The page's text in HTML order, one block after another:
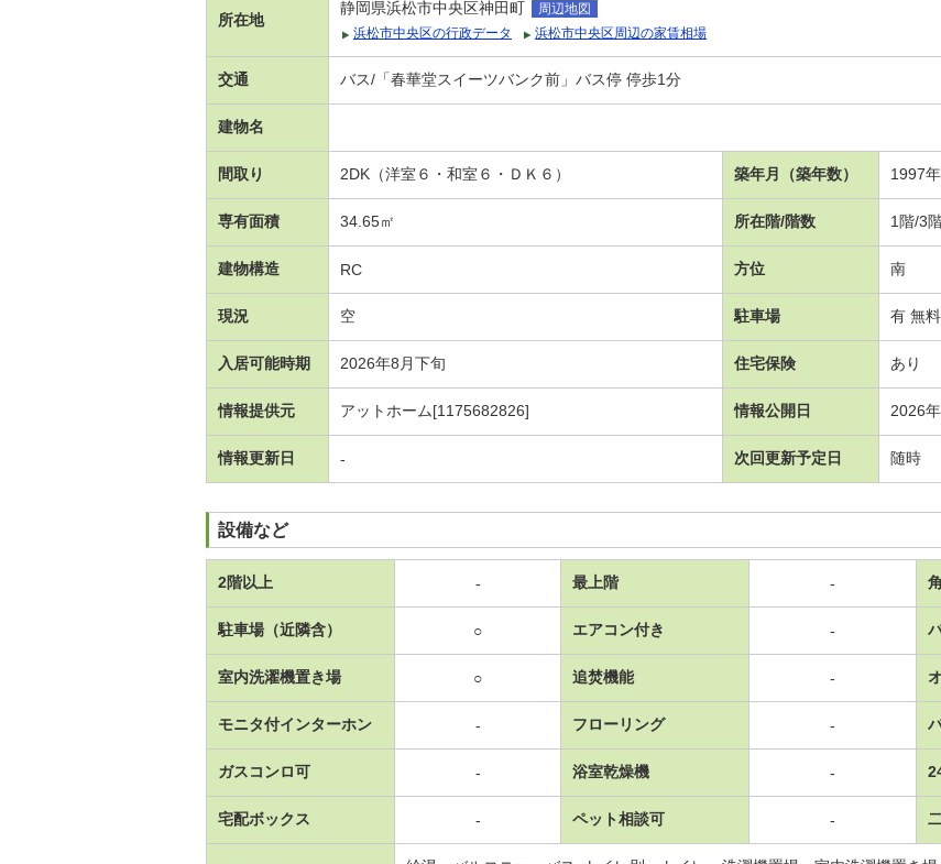
所在地
静岡県浜松市中央区神田町
周辺地図
浜松市中央区の行政データ
浜松市中央区周辺の家賃相場
交通 バス/「春華堂スイーツバンク前」バス停 停歩1分
建物名
間取り 2DK（洋室６・和室６・ＤＫ６） 築年月（築年数） 1997
専有面積 34.65㎡ 所在階/階数 1階/3
建物構造 RC 方位 南
現況 空 駐車場 有 無料
入居可能時期 2026年8月下旬 住宅保険 あり
情報提供元 アットホーム[1175682826] 情報公開日 2026
情報更新日 - 次回更新予定日 随時
設備など
2階以上 - 最上階 -
駐車場（近隣含） ○ エアコン付き -
室内洗濯機置き場 ○ 追焚機能 -
モニタ付インターホン - フローリング -
ガスコンロ可 - 浴室乾燥機 -
宅配ボックス - ペット相談可 -